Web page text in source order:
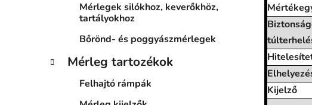
Mérlegek silókhoz, keverőkhöz,
tartályokhoz
Bőrönd- és poggyászmérlegek
Mérleg tartozékok
Felhajtó rámpák
Kijelző